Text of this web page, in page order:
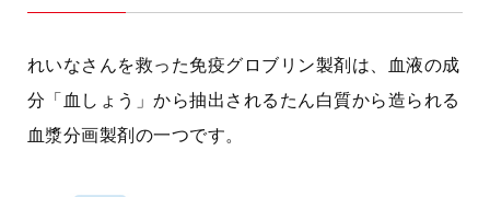
れいなさんを救った免疫グロブリン製剤は、血液の成
分「血しょう」から抽出されるたん白質から造られる
血漿分画製剤の一つです。